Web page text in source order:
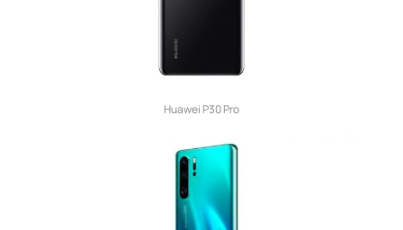
Huawei P30 Pro